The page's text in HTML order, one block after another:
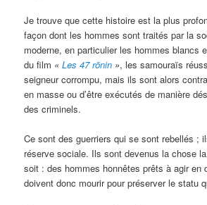
Je trouve que cette histoire est la plus
façon dont les hommes sont traités par la
moderne, en particulier les hommes blancs
du film «Les 47rōnin », les samouraïs
seigneur corrompu, mais ils sont alors
en masse ou d’être exécutés de manière
des criminels.
Ce sont des guerriers qui se sont rebellés ;
réserve sociale. Ils sont devenus la chose
soit : des hommes honnêtes prêts à agir en
doivent donc mourir pour préserver le statu